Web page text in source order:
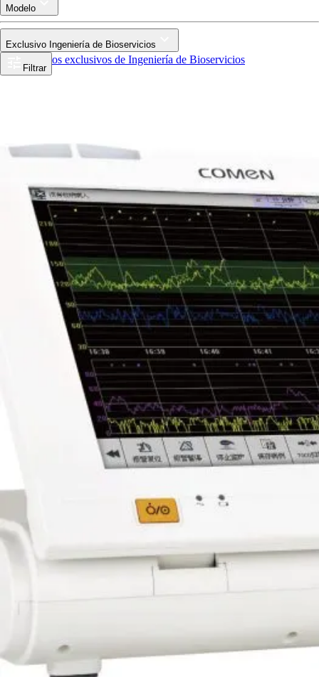
Modelo
Exclusivo Ingeniería de Bioservicios
Productos exclusivos de Ingeniería de Bioservicios
Filtrar